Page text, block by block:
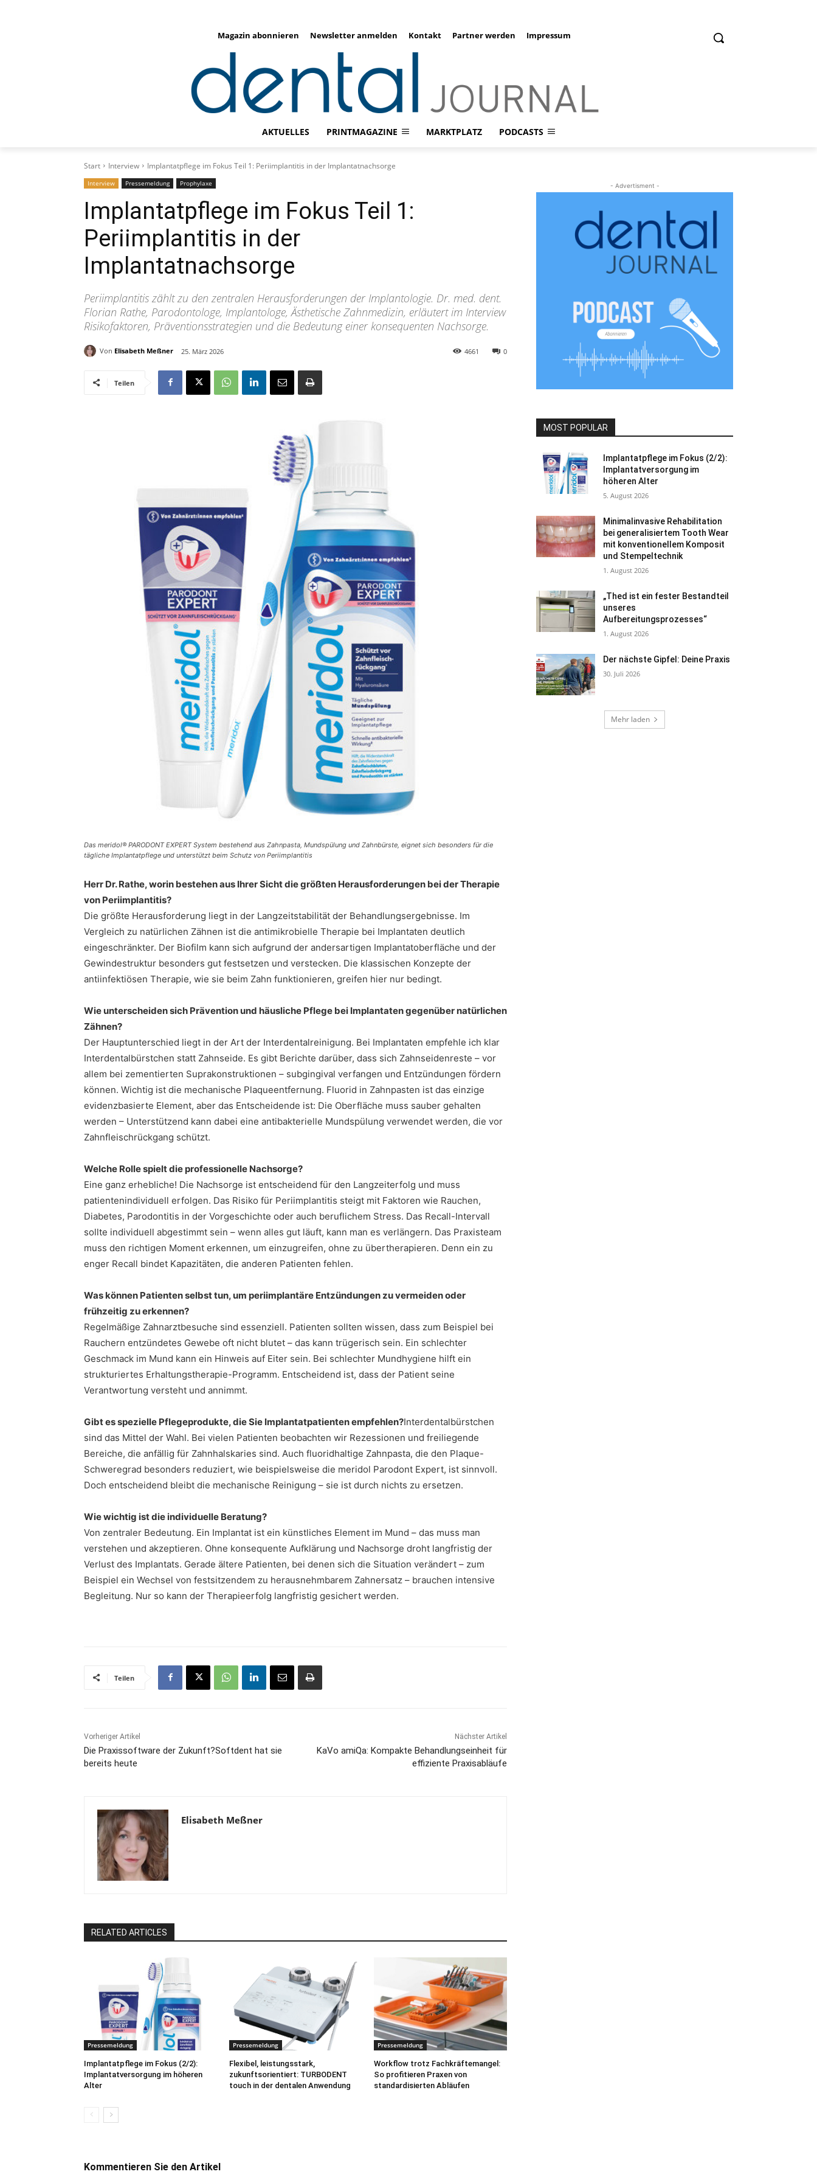
Magazin abonnieren Newsletter anmelden Kontakt Partner werden Impressum
AKTUELLES PRINTMAGAZINE MARKTPLATZ PODCASTS
Start Interview Implantatpflege im Fokus Teil 1: Periimplantitis in der Implantatnachsorge
Interview Pressemeldung Prophylaxe
Implantatpflege im Fokus Teil 1:
Periimplantitis in der
Implantatnachsorge
Periimplantitis zählt zu den zentralen Herausforderungen der Implantologie. Dr. med. dent.
Florian Rathe, Parodontologe, Implantologe, Ästhetische Zahnmedizin, erläutert im Interview
Risikofaktoren, Präventionsstrategien und die Bedeutung einer konsequenten Nachsorge.
Von Elisabeth Meßner 25. März 2026 0
4661
Teilen
Das meridol® PARODONT EXPERT System bestehend aus Zahnpasta, Mundspülung und Zahnbürste, eignet sich besonders für die
tägliche Implantatpflege und unterstützt beim Schutz von Periimplantitis
Herr Dr. Rathe, worin bestehen aus Ihrer Sicht die größten Herausforderungen bei der Therapie
von Periimplantitis?
Die größte Herausforderung liegt in der Langzeitstabilität der Behandlungsergebnisse. Im
Vergleich zu natürlichen Zähnen ist die antimikrobielle Therapie bei Implantaten deutlich
eingeschränkter. Der Biofilm kann sich aufgrund der andersartigen Implantatoberfläche und der
Gewindestruktur besonders gut festsetzen und verstecken. Die klassischen Konzepte der
antiinfektiösen Therapie, wie sie beim Zahn funktionieren, greifen hier nur bedingt.
Wie unterscheiden sich Prävention und häusliche Pflege bei Implantaten gegenüber natürlichen
Zähnen?
Der Hauptunterschied liegt in der Art der Interdentalreinigung. Bei Implantaten empfehle ich klar
Interdentalbürstchen statt Zahnseide. Es gibt Berichte darüber, dass sich Zahnseidenreste – vor
allem bei zementierten Suprakonstruktionen – subgingival verfangen und Entzündungen fördern
können. Wichtig ist die mechanische Plaqueentfernung. Fluorid in Zahnpasten ist das einzige
evidenzbasierte Element, aber das Entscheidende ist: Die Oberfläche muss sauber gehalten
werden – Unterstützend kann dabei eine antibakterielle Mundspülung verwendet werden, die vor
Zahnfleischrückgang schützt.
Welche Rolle spielt die professionelle Nachsorge?
Eine ganz erhebliche! Die Nachsorge ist entscheidend für den Langzeiterfolg und muss
patientenindividuell erfolgen. Das Risiko für Periimplantitis steigt mit Faktoren wie Rauchen,
Diabetes, Parodontitis in der Vorgeschichte oder auch beruflichem Stress. Das Recall-Intervall
sollte individuell abgestimmt sein – wenn alles gut läuft, kann man es verlängern. Das Praxisteam
muss den richtigen Moment erkennen, um einzugreifen, ohne zu übertherapieren. Denn ein zu
enger Recall bindet Kapazitäten, die anderen Patienten fehlen.
Was können Patienten selbst tun, um periimplantäre Entzündungen zu vermeiden oder
frühzeitig zu erkennen?
Regelmäßige Zahnarztbesuche sind essenziell. Patienten sollten wissen, dass zum Beispiel bei
Rauchern entzündetes Gewebe oft nicht blutet – das kann trügerisch sein. Ein schlechter
Geschmack im Mund kann ein Hinweis auf Eiter sein. Bei schlechter Mundhygiene hilft ein
strukturiertes Erhaltungstherapie-Programm. Entscheidend ist, dass der Patient seine
Verantwortung versteht und annimmt.
Gibt es spezielle Pflegeprodukte, die Sie Implantatpatienten empfehlen?Interdentalbürstchen
sind das Mittel der Wahl. Bei vielen Patienten beobachten wir Rezessionen und freiliegende
Bereiche, die anfällig für Zahnhalskaries sind. Auch fluoridhaltige Zahnpasta, die den Plaque-
Schweregrad besonders reduziert, wie beispielsweise die meridol Parodont Expert, ist sinnvoll.
Doch entscheidend bleibt die mechanische Reinigung – sie ist durch nichts zu ersetzen.
Wie wichtig ist die individuelle Beratung?
Von zentraler Bedeutung. Ein Implantat ist ein künstliches Element im Mund – das muss man
verstehen und akzeptieren. Ohne konsequente Aufklärung und Nachsorge droht langfristig der
Verlust des Implantats. Gerade ältere Patienten, bei denen sich die Situation verändert – zum
Beispiel ein Wechsel von festsitzendem zu herausnehmbarem Zahnersatz – brauchen intensive
Begleitung. Nur so kann der Therapieerfolg langfristig gesichert werden.
Teilen
Vorheriger Artikel
Die Praxissoftware der Zukunft?Softdent hat sie
bereits heute
Nächster Artikel
KaVo amiQa: Kompakte Behandlungseinheit für
effiziente Praxisabläufe
Elisabeth Meßner
RELATED ARTICLES
Pressemeldung
Implantatpflege im Fokus (2/2):
Implantatversorgung im höheren
Alter
Pressemeldung
Flexibel, leistungsstark,
zukunftsorientiert: TURBODENT
touch in der dentalen Anwendung
Pressemeldung
Workflow trotz Fachkräftemangel:
So profitieren Praxen von
standardisierten Abläufen
Kommentieren Sie den Artikel
- Advertisment -
MOST POPULAR
Implantatpflege im Fokus (2/2):
Implantatversorgung im
höheren Alter
5. August 2026
Minimalinvasive Rehabilitation
bei generalisiertem Tooth Wear
mit konventionellem Komposit
und Stempeltechnik
1. August 2026
„Thed ist ein fester Bestandteil
unseres
Aufbereitungsprozesses“
1. August 2026
Der nächste Gipfel: Deine Praxis
30. Juli 2026
Mehr laden